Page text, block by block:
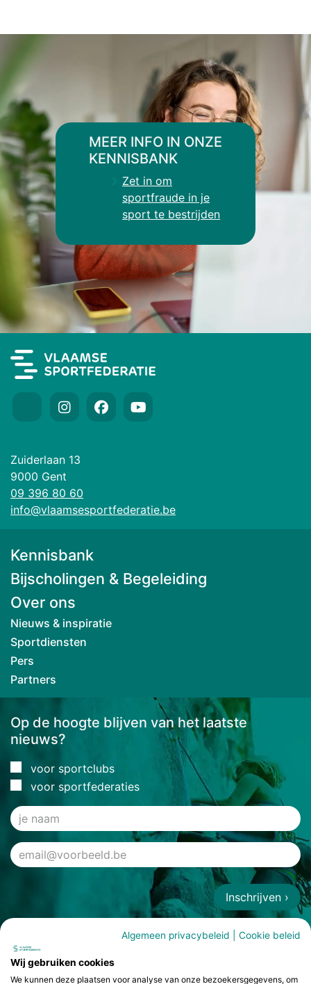
MEER INFO IN ONZE
KENNISBANK
Zet in om
sportfraude in je
sport te bestrijden
Zuiderlaan 13
9000 Gent
09 396 80 60
info@vlaamsesportfederatie.be
Kennisbank
Bijscholingen & Begeleiding
Over ons
Nieuws & inspiratie
Sportdiensten
Pers
Partners
Op de hoogte blijven van het laatste
nieuws?
voor sportclubs
voor sportfederaties
Inschrijven ›
Algemeen privacybeleid Cookie beleid
Wij gebruiken cookies
We kunnen deze plaatsen voor analyse van onze bezoekersgegevens, om